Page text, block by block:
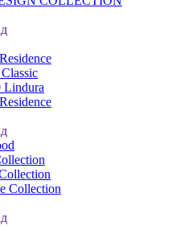
Lindura
Collection